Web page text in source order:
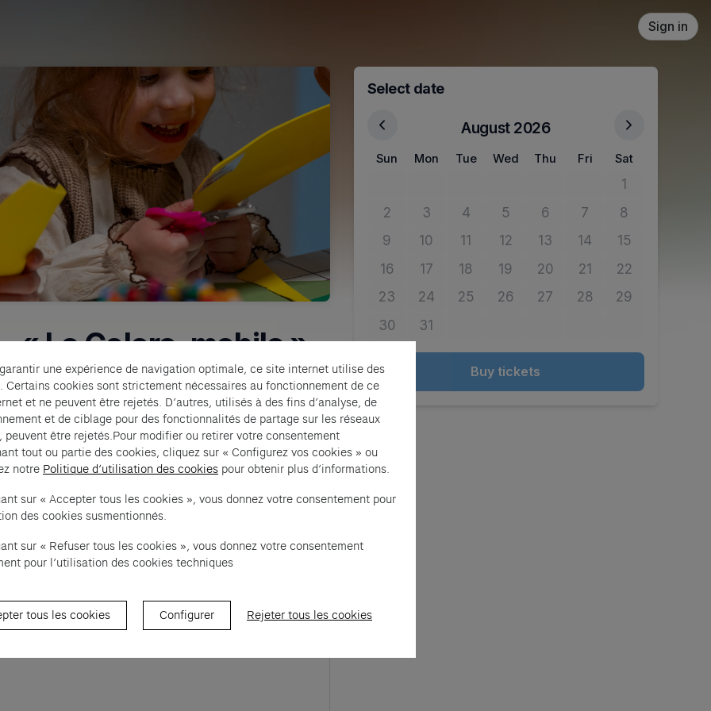
Sign in
Le Coloro-mobile »
petits. Il les initie aux gestes fondamentaux de la
esthétiques autour des formes et des
un mobile coloré. Ce mobile crée des jeux
À la fin de l'atelier, les enfants emportent leur
qui les invite à retrouver, dans Exposition
faisant écho à leur propre réalisation.
Select date
August 2026
Sun Mon Tue Wed Thu Fri Sat
1No tickets
2No tickets available
3
No tickets available
4No tickets available
5
No tickets available
6No tickets available
7No tickets available
8No tickets
9No tickets available
10No tickets available
11No tickets available
12No tickets available
13No tickets available
14No tickets available
15No tickets
16No tickets available
17No tickets available
18No tickets available
19No tickets available
20No tickets available
21No tickets available
22No tickets
23No tickets available
24No tickets available
25No tickets available
26No tickets available
27No tickets available
28No tickets available
29No tickets
30
No tickets available
31No tickets available
Buy tickets
une expérience de navigation optimale, ce site internet utilise des
Certains cookies sont strictement nécessaires au fonctionnement de ce
et ne peuvent être rejetés. D’autres, utilisés à des fins d’analyse, de
et de ciblage pour des fonctionnalités de partage sur les réseaux
peuvent être rejetés.Pour modifier ou retirer votre consentement
tout ou partie des cookies, cliquez sur « Configurez vos cookies » ou
notre Politique d’utilisation des cookies pour obtenir plus d’informations.
sur « Accepter tous les cookies », vous donnez votre consentement pour
des cookies susmentionnés.
sur « Refuser tous les cookies », vous donnez votre consentement
pour l’utilisation des cookies techniques
tous les cookies Configurer Rejeter tous les cookies